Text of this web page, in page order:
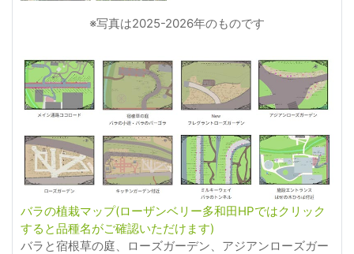
※写真は2025-2026年のものです
バラの植栽マップ(ローザンベリー多和田HPではクリック
すると品種名がご確認いただけます)
バラと宿根草の庭、ローズガーデン、アジアンローズガー